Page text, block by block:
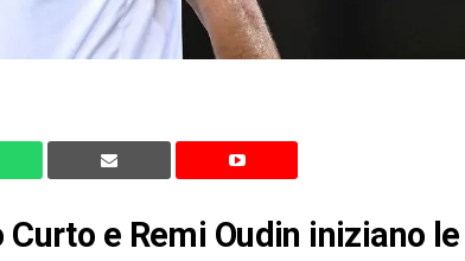
e Remi Oudin iniziano le